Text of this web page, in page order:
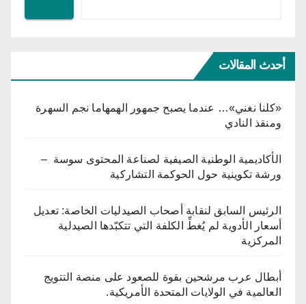
أحدث المقالات
«كلنا نغني»… عندما يصبح جمهور الهمهاما نجم السهرة
ومنقذ النادي
الأكاديمية الوطنية الصيفية لصناعة المحتوى سوسة –
ورشة تكوينية حول الحوكمة التشاركية
الرئيس السابق لنقابة أصحاب الصيدليات الخاصة: تعديل
أسعار الأدوية لم يُغطِّ الكلفة التي تتكبّدها الصيدلية
المركزية
أبطال عرب مرشحين بقوة للصعود على منصة التتويج
العالمية في الولايات المتحدة الأمريكية.